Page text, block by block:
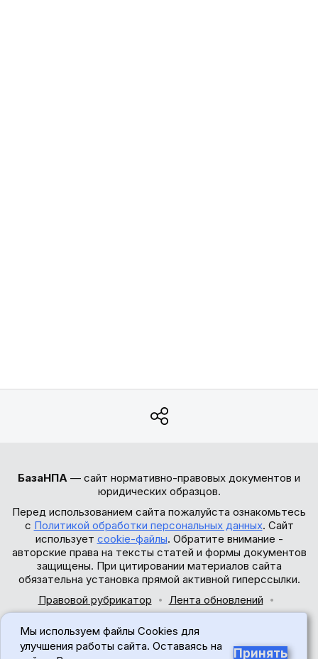
БазаНПА — сайт нормативно-правовых документов и
юридических образцов.
Перед использованием сайта пожалуйста ознакомьтесь
с Политикой обработки персональных данных. Сайт
использует cookie-файлы. Обратите внимание -
авторские права на тексты статей и формы документов
защищены. При цитировании материалов сайта
обязательна установка прямой активной гиперссылки.
Правовой рубрикатор
Лента обновлений
© 2017-2026
Мы используем файлы Cookies для
улучшения работы сайта. Оставаясь на
Принять